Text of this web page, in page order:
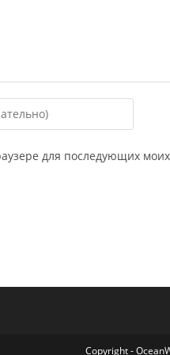
для последующих
Copyright -